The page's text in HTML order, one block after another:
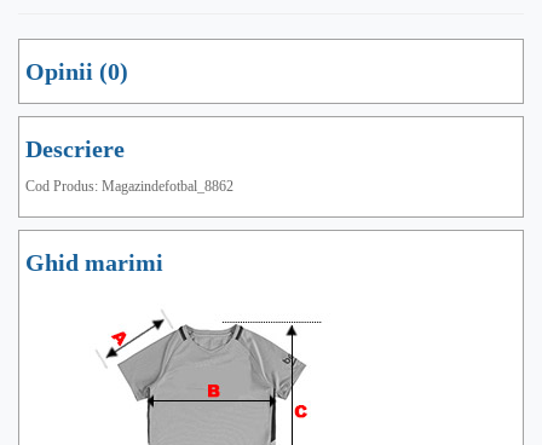
Opinii (0)
Descriere
Cod Produs: Magazindefotbal_8862
Ghid marimi